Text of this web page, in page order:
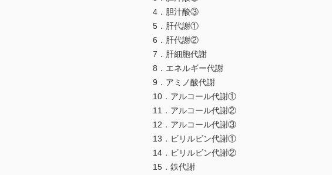
4．胆汁酸③
5．肝代謝①
6．肝代謝②
7．肝細胞代謝
8．エネルギー代謝
9．アミノ酸代謝
10．アルコール代謝①
11．アルコール代謝②
12．アルコール代謝③
13．ビリルビン代謝①
14．ビリルビン代謝②
15．鉄代謝